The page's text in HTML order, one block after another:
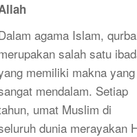
agama Islam,
salah satu
memiliki makna yang
mendalam. Setiap
umat Muslim di
dunia merayakan